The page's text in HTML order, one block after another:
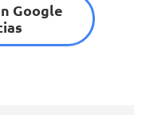
Google